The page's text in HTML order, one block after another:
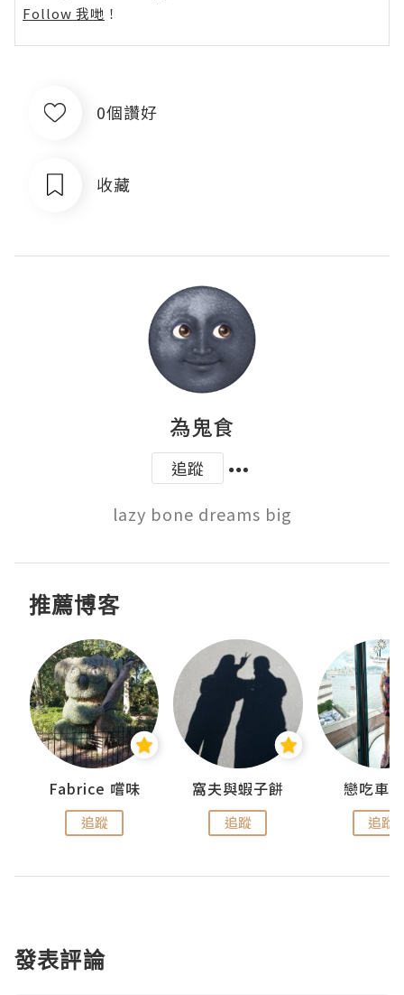
Follow 我哋 ！
0個讚好
收藏
為鬼食
追蹤
lazy bone dreams big
推薦博客
Fabrice 嚐味
追蹤
窩夫與蝦子餅
追蹤
戀吃車
追蹤
發表評論